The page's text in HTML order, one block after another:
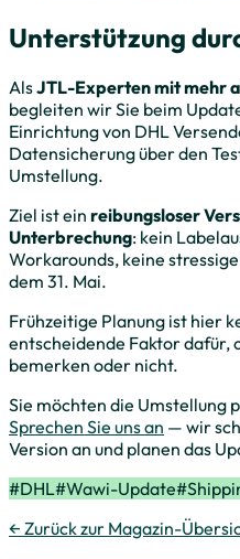
Unterstützung
AlsJTL-Experten mit mehr
begleiten wir Sie beim
Einrichtung von DHL
Datensicherung über den
Umstellung.
Ziel ist ein reibungsloser
Unterbrechung: kein
Workarounds, keine
dem 31. Mai.
Frühzeitige Planung ist hier
entscheidende Faktor dafür,
bemerken oder nicht.
Sie möchten die Umstellung
Sprechen Sie uns an — wir
Version an und planen das
#DHL#Wawi-Update#
← Zurück zur Magazin-